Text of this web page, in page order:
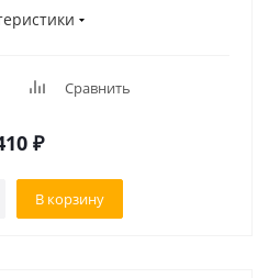
Сравнить
₽
В корзину